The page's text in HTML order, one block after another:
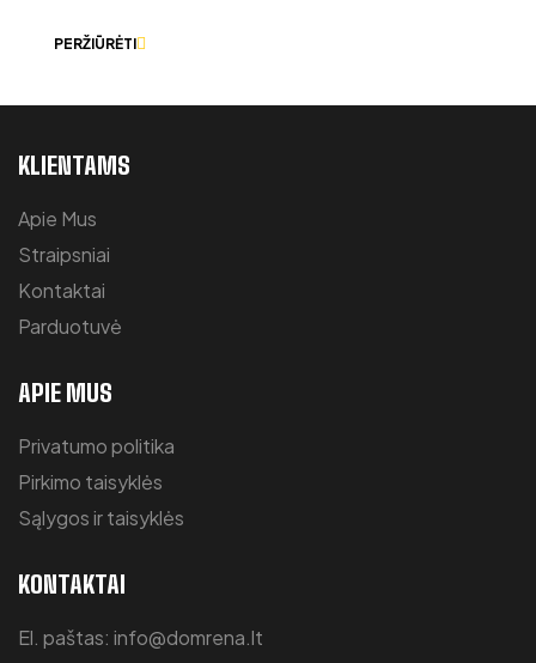
PERŽIŪRĖTI
KLIENTAMS
Apie Mus
Straipsniai
Kontaktai
Parduotuvė
APIE MUS
Privatumo politika
Pirkimo taisyklės
Sąlygos ir taisyklės
KONTAKTAI
El. paštas: info@domrena.lt